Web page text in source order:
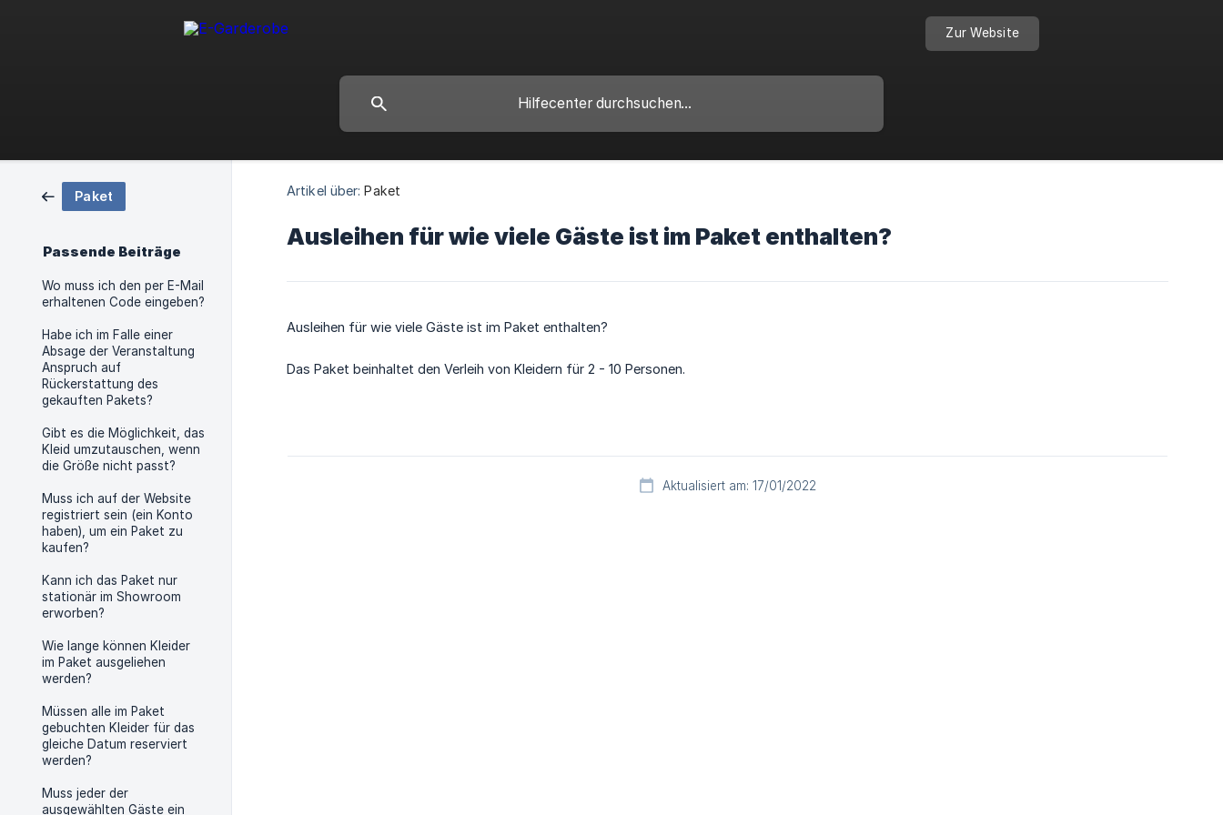
Zur Website
Paket
Passende Beiträge
Wo muss ich den per E-Mail
erhaltenen Code eingeben?
Habe ich im Falle einer
Absage der Veranstaltung
Anspruch auf
Rückerstattung des
gekauften Pakets?
Gibt es die Möglichkeit, das
Kleid umzutauschen, wenn
die Größe nicht passt?
Muss ich auf der Website
registriert sein (ein Konto
haben), um ein Paket zu
kaufen?
Kann ich das Paket nur
stationär im Showroom
erworben?
Wie lange können Kleider
im Paket ausgeliehen
werden?
Müssen alle im Paket
gebuchten Kleider für das
gleiche Datum reserviert
werden?
Muss jeder der
ausgewählten Gäste ein
Artikel über: Paket
Ausleihen für wie viele Gäste ist im Paket enthalten?
Ausleihen für wie viele Gäste ist im Paket enthalten?
Das Paket beinhaltet den Verleih von Kleidern für 2 - 10 Personen.
Aktualisiert am: 17/01/2022